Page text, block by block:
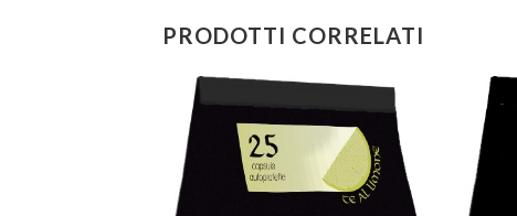
PRODOTTI CORRELATI
Aggiungi
alla lista